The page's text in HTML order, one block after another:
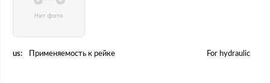
us: Применяемость к рейке For hydraulic